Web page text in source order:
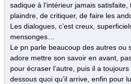
sadique à l’intérieur jamais
plaindre, de critiquer, de faire les
Les dialogues, c’est creux,
mensonges…
Le pn parle beaucoup des autres ou
adore mettre son savoir en avant,
pour écraser l’autre, puis il a
dessous quoi qu’il arrive, enfin pour